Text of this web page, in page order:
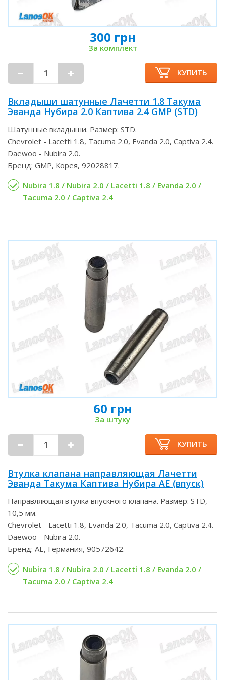
300 грн
За комплект
КУПИТЬ
Вкладыши шатунные Лачетти 1.8 Такума
Эванда Нубира 2.0 Каптива 2.4 GMP (STD)
Шатунные вкладыши. Размер: STD.
Chevrolet - Lacetti 1.8, Tacuma 2.0, Evanda 2.0, Captiva 2.4.
Daewoo - Nubira 2.0.
Бренд: GMP, Корея, 92028817.
Nubira 1.8 / Nubira 2.0 / Lacetti 1.8 / Evanda 2.0 /
Tacuma 2.0 / Captiva 2.4
60 грн
За штуку
КУПИТЬ
Втулка клапана направляющая Лачетти
Эванда Такума Каптива Нубира AE (впуск)
Направляющая втулка впускного клапана. Размер: STD,
10,5 мм.
Chevrolet - Lacetti 1.8, Evanda 2.0, Tacuma 2.0, Captiva 2.4.
Daewoo - Nubira 2.0.
Бренд: AE, Германия, 90572642.
Nubira 1.8 / Nubira 2.0 / Lacetti 1.8 / Evanda 2.0 /
Tacuma 2.0 / Captiva 2.4